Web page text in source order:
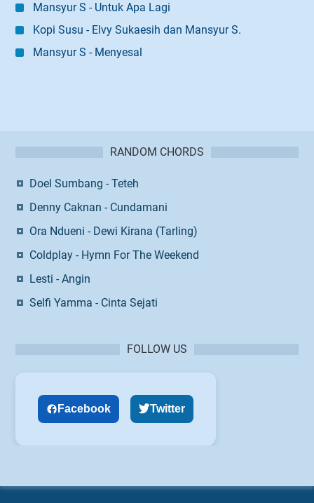
Mansyur S - Untuk Apa Lagi
Kopi Susu - Elvy Sukaesih dan Mansyur S.
Mansyur S - Menyesal
RANDOM CHORDS
Doel Sumbang - Teteh
Denny Caknan - Cundamani
Ora Ndueni - Dewi Kirana (Tarling)
Coldplay - Hymn For The Weekend
Lesti - Angin
Selfi Yamma - Cinta Sejati
FOLLOW US
Facebook Twitter